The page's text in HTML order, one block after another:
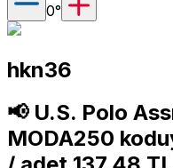
0°
hkn36
📢 U.S. Polo
MODA250